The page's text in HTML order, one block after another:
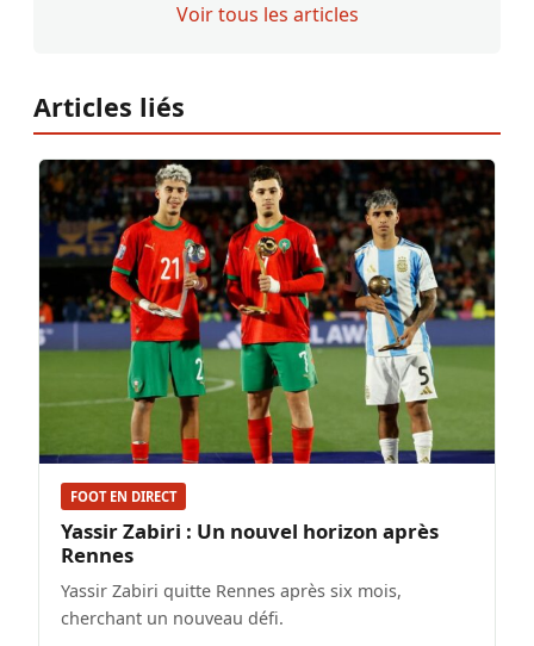
Voir tous les articles
Articles liés
FOOT EN DIRECT
Yassir Zabiri : Un nouvel horizon après
Rennes
Yassir Zabiri quitte Rennes après six mois,
cherchant un nouveau défi.